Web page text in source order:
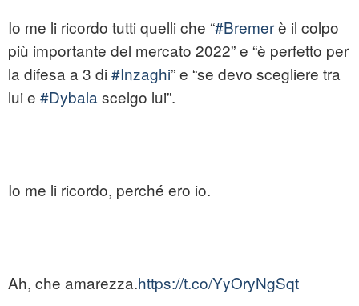
Io me li ricordo tutti quelli che “#Bremerè il colpo
più importante del mercato 2022” e “è perfetto per
la difesa a 3 di #Inzaghi” e “se devo scegliere tra
lui e #Dybala scelgo lui”.
Io me li ricordo, perché ero io.
Ah, che amarezza.https://t.co/YyOryNgSqt